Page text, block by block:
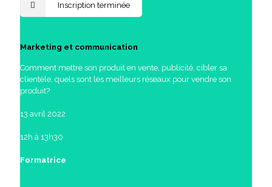
Inscription terminée
Marketing et communication
Comment mettre son produit en vente, publicité, cibler sa
clientèle, quels sont les meilleurs réseaux pour vendre son
produit?
13 avril 2022
12h à 13h30
Formatrice